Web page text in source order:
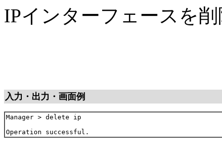
IPインターフェースを
入力・出力・画面例
Manager > delete ip